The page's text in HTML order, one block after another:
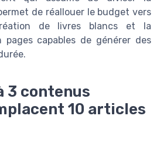
de réallouer le budget vers
de livres blancs et la
capables de générer des
3 contenus
10 articles